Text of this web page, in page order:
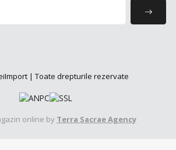
| Toate drepturile rezervate
online by Terra Sacrae Agency